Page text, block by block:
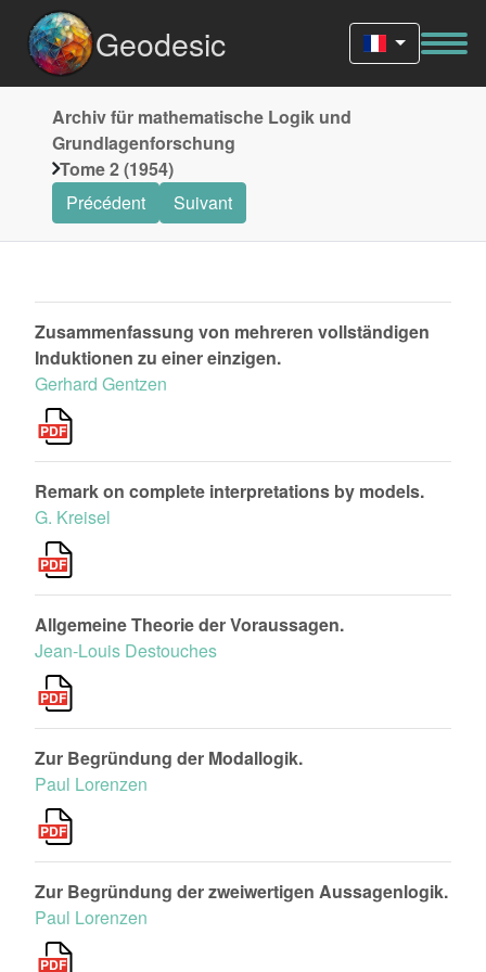
Geodesic
Archiv für mathematische Logik und
Grundlagenforschung
Tome 2 (1954)
Précédent
Suivant
Zusammenfassung von mehreren vollständigen
Induktionen zu einer einzigen.
Gerhard Gentzen
Remark on complete interpretations by models.
G. Kreisel
Allgemeine Theorie der Voraussagen.
Jean-Louis Destouches
Zur Begründung der Modallogik.
Paul Lorenzen
Zur Begründung der zweiwertigen Aussagenlogik.
Paul Lorenzen